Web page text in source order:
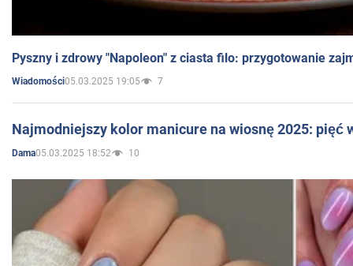
Pyszny i zdrowy "Napoleon" z ciasta filo: przygotowanie
Wiadomości05.03.2025 19:05 7
Najmodniejszy kolor manicure na wiosnę 2025: pięć
Dama05.03.2025 18:52 10